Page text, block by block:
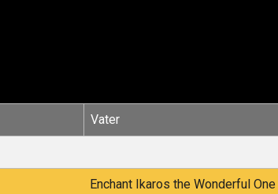
Vater
Enchant Ikaros the Wonderful One